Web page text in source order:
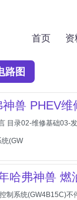
首页 资
路图
兽 PHEV维
目录02-维修基础03-
(GW
哈弗神兽 燃
制系统(GW4B15C)